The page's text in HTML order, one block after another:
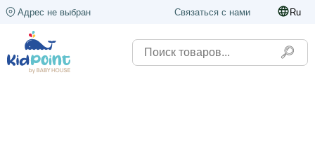
Адрес не выбран Связаться с нами Ru